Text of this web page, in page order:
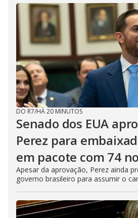
d
e
o
DO R7/HÁ 20 MINUTOS
Senado dos EUA
Perez para
em pacote com 74
Apesar da aprovação, Perez ainda
governo brasileiro para assumir o